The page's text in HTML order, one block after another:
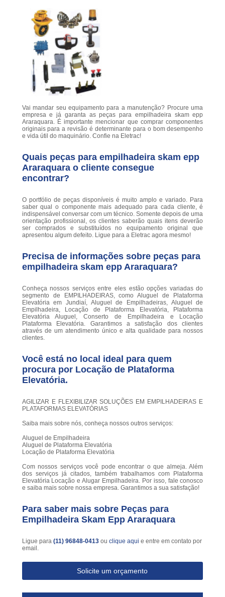
Vai mandar seu equipamento para a manutenção? Procure uma
empresa e já garanta as peças para empilhadeira skam epp
Araraquara. É importante mencionar que comprar componentes
originais para a revisão é determinante para o bom desempenho
e vida útil do maquinário. Confie na Eletrac!
Quais peças para empilhadeira skam epp
Araraquara o cliente consegue
encontrar?
O portfólio de peças disponíveis é muito amplo e variado. Para
saber qual o componente mais adequado para cada cliente, é
indispensável conversar com um técnico. Somente depois de uma
orientação profissional, os clientes saberão quais itens deverão
ser comprados e substituídos no equipamento original que
apresentou algum defeito. Ligue para a Eletrac agora mesmo!
Precisa de informações sobre peças para
empilhadeira skam epp Araraquara?
Conheça nossos serviços entre eles estão opções variadas do
segmento de EMPILHADEIRAS, como Aluguel de Plataforma
Elevatória em Jundiaí, Aluguel de Empilhadeiras, Aluguel de
Empilhadeira, Locação de Plataforma Elevatória, Plataforma
Elevatória Aluguel, Conserto de Empilhadeira e Locação
Plataforma Elevatória. Garantimos a satisfação dos clientes
através de um atendimento único e alta qualidade para nossos
clientes.
Você está no local ideal para quem
procura por Locação de Plataforma
Elevatória.
AGILIZAR E FLEXIBILIZAR SOLUÇÕES EM EMPILHADEIRAS E
PLATAFORMAS ELEVATÓRIAS
Saiba mais sobre nós, conheça nossos outros serviços:
Aluguel de Empilhadeira
Aluguel de Plataforma Elevatória
Locação de Plataforma Elevatória
Com nossos serviços você pode encontrar o que almeja. Além
dos serviços já citados, também trabalhamos com Plataforma
Elevatória Locação e Alugar Empilhadeira. Por isso, fale conosco
e saiba mais sobre nossa empresa. Garantimos a sua satisfação!
Para saber mais sobre Peças para
Empilhadeira Skam Epp Araraquara
Ligue para (11) 96848-0413 ou clique aqui e entre em contato por
email.
Solicite um orçamento